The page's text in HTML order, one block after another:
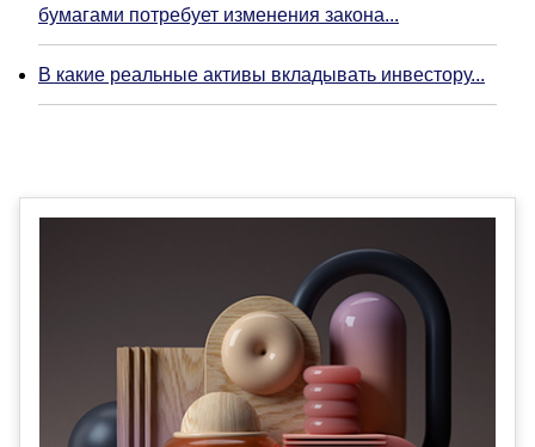
бумагами потребует изменения закона...
В какие реальные активы вкладывать инвестору...